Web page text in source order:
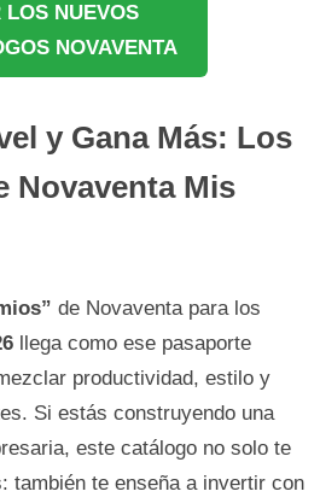
LOS NUEVOS
NOVAVENTA
y Gana Más: Los
Novaventa Mis
de Novaventa para los
llega como ese pasaporte
productividad, estilo y
Si estás construyendo una
este catálogo no solo te
también te enseña a invertir con